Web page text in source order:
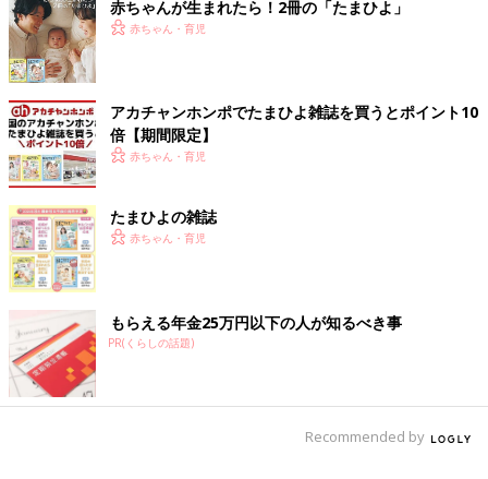
赤ちゃんが生まれたら！2冊の「たまひよ」
赤ちゃん・育児
アカチャンホンポでたまひよ雑誌を買うとポイント10
倍【期間限定】
赤ちゃん・育児
たまひよの雑誌
赤ちゃん・育児
もらえる年金25万円以下の人が知るべき事
PR(くらしの話題)
Recommended by